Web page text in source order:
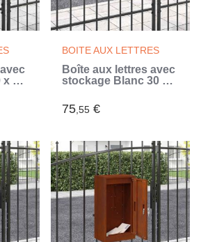
20
BOITE AUX LETTRES
Boîte aux lettres avec
stockage Blanc 30 x
(Blanc)
75,55 €